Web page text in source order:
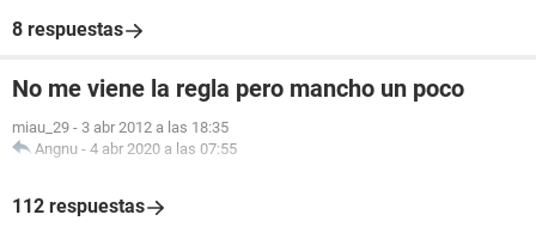
8 respuestas
No me viene la regla pero mancho un poco
miau_29 - 3 abr 2012 a las 18:35
Angnu - 4 abr 2020 a las 07:55
112 respuestas